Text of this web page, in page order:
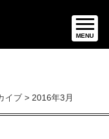
MENU
イブ > 2016年3月